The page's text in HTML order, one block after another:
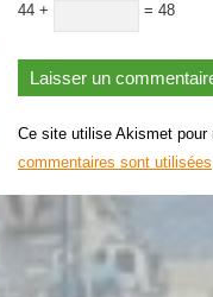
44 +
= 48
Ce site utilise Akismet pour
commentaires sont utilisées